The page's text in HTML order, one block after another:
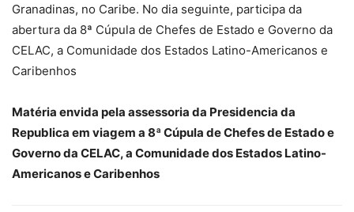
Granadinas, no Caribe. No dia seguinte, participa da
abertura da 8ª Cúpula de Chefes de Estado e Governo da
CELAC, a Comunidade dos Estados Latino-Americanos e
Caribenhos
Matéria envida pela assessoria da Presidencia da
Republica em viagem a 8ª Cúpula de Chefes de Estado e
Governo da CELAC, a Comunidade dos Estados Latino-
Americanos e Caribenhos